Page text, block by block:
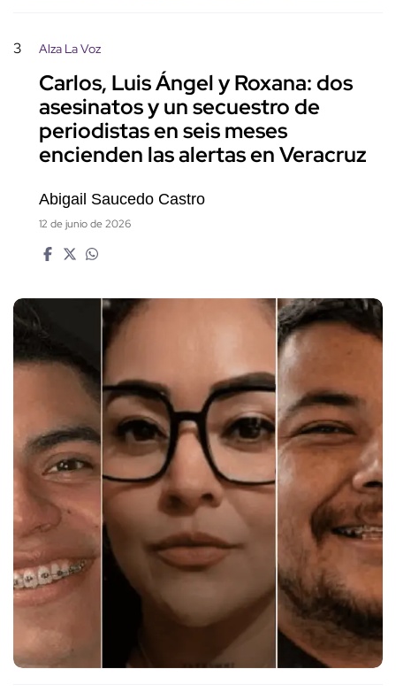
3 Alza La Voz
Carlos, Luis Ángel y Roxana: dos
asesinatos y un secuestro de
periodistas en seis meses
encienden las alertas en Veracruz
Abigail Saucedo Castro
12 de junio de 2026